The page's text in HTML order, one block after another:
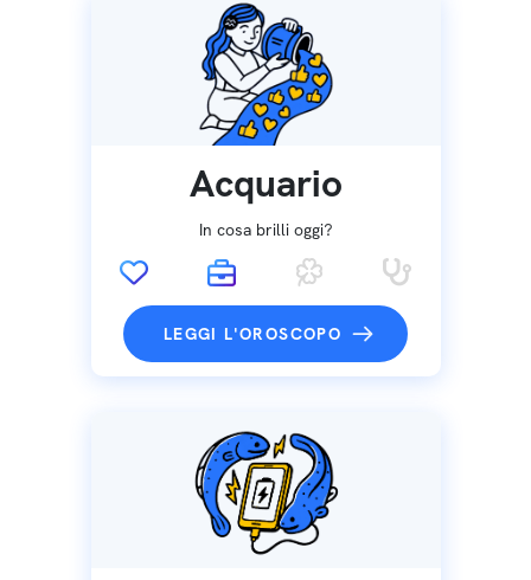
Acquario
In cosa brilli oggi?
LEGGI L'OROSCOPO